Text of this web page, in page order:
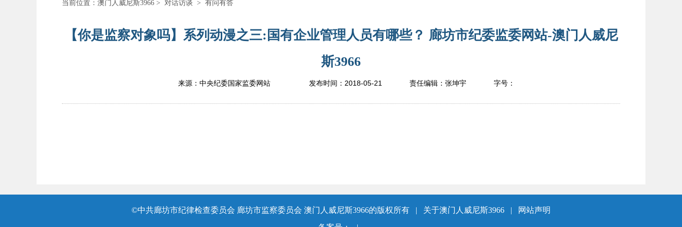
当前位置： 澳门人威尼斯3966 > 对话访谈 > 有问有答
【你是监察对象吗】系列动漫之三:国有企业管理人员有哪些？ 廊坊市纪委监委网站-澳门人威尼
斯3966
来源：中央纪委国家监委网站 发布时间： 2018-05-21 责任编辑： 张坤宇 字号：
©中共廊坊市纪律检查委员会 廊坊市监察委员会 澳门人威尼斯3966的版权所有 | 关于澳门人威尼斯3966 |
网站声明